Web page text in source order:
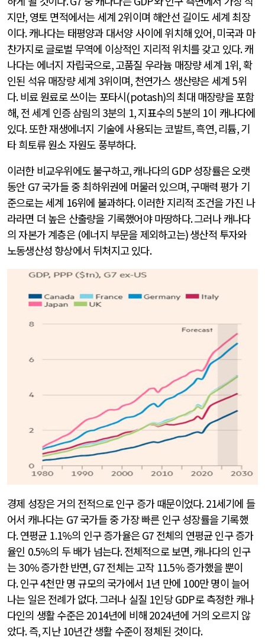
지만, 영토 면적에서는 세계 2위이며 해안선 길이도 세계 최장
이다.캐나다는 태평양과 대서양 사이에 위치해 있어,미국과 마
찬가지로 글로벌 무역에 이상적인 지리적 위치를 갖고 있다.캐
나다는 에너지 자립국으로,고품질 우라늄 매장량 세계 1위,확
인된 석유 매장량 세계 3위이며, 천연가스 생산량은 세계 5위
다.비료 원료로 쓰이는 포타시(potash)의 최대 매장량을 포함
해, 전 세계 인증 삼림의 3분의 1,지표수의 5분의 1이 캐나다에
있다.또한 재생에너지 기술에 사용되는 코발트,흑연,리튬,기
타 희토류 원소 자원도 풍부하다.
이러한 비교우위에도 불구하고,캐나다의 GDP성장률은 오랫
동안 G7국가들 중 최하위권에 머물러 있으며,구매력 평가 기
준으로는 세계 16위에 불과하다.이러한 지리적 조건을 가진 나
라라면 더 높은 산출량을 기록했어야 마땅하다.그러나 캐나다
의 자본가 계층은 (에너지 부문을 제외하고는)생산적 투자와
노동생산성 향상에서 뒤처지고 있다.
경제 성장은 거의 전적으로 인구 증가 때문이었다. 21세기에 들
어서 캐나다는 G7국가들 중 가장 빠른 인구 성장률을 기록했
다.연평균 1.1%의 인구 증가율은G7 전체의 연평균 인구 증가
율인 0.5%의 두 배가 넘는다.전체적으로 보면,캐나다의 인구
는30%증가한 반면, G7전체는 고작 11.5%증가했을 뿐이
다.인구4천만 명 규모의 국가에서 1년 만에 100만 명이 늘어
나는 일은 전례가 없다.그러나 실질 1인당GDP로 측정한 캐나
다인의 생활 수준은2014년에 비해 2024년에 거의 오르지 않
았다.즉,지난 10년간 생활 수준이 정체된 것이다.